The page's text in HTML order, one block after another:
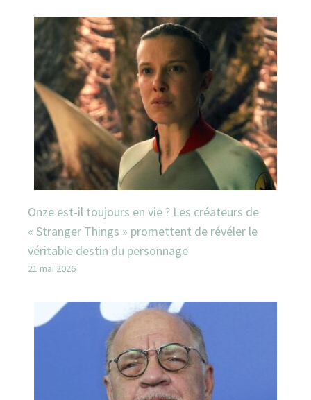
Onze est-il toujours en vie ? Les créateurs de
« Stranger Things » promettent de révéler le
véritable destin du personnage
21 mai 2026